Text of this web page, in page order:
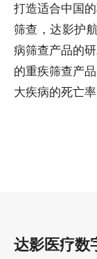
打造适合中国
筛查，达影护
病筛查产品的
的重疾筛查产
大疾病的死亡
达影医疗数